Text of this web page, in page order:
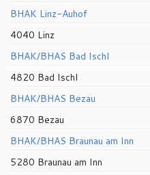
BHAK Linz-Auhof
4040 Linz
BHAK/BHAS Bad Ischl
4820 Bad Ischl
BHAK/BHAS Bezau
6870 Bezau
BHAK/BHAS Braunau am Inn
5280 Braunau am Inn